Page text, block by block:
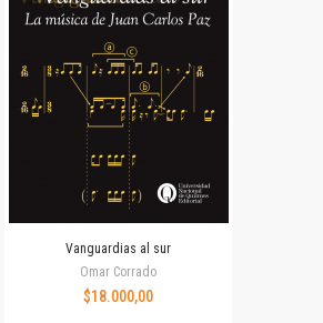
Vanguardias al sur
Omar Corrado
$18.000,00